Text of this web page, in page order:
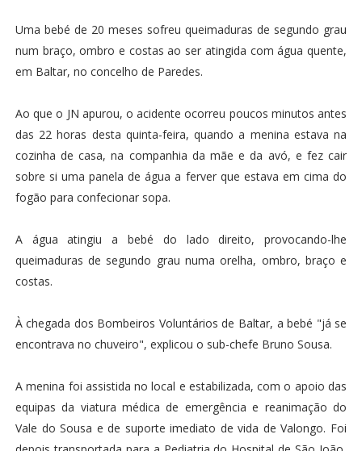
Uma bebé de 20 meses sofreu queimaduras de segundo grau
num braço, ombro e costas ao ser atingida com água quente,
em Baltar, no concelho de Paredes.
Ao que o JN apurou, o acidente ocorreu poucos minutos antes
das 22 horas desta quinta-feira, quando a menina estava na
cozinha de casa, na companhia da mãe e da avó, e fez cair
sobre si uma panela de água a ferver que estava em cima do
fogão para confecionar sopa.
A água atingiu a bebé do lado direito, provocando-lhe
queimaduras de segundo grau numa orelha, ombro, braço e
costas.
À chegada dos Bombeiros Voluntários de Baltar, a bebé "já se
encontrava no chuveiro", explicou o sub-chefe Bruno Sousa.
A menina foi assistida no local e estabilizada, com o apoio das
equipas da viatura médica de emergência e reanimação do
Vale do Sousa e de suporte imediato de vida de Valongo. Foi